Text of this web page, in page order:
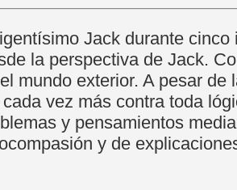
Jack durante
la perspectiva de Jack.
mundo exterior. A pesar
vez más contra toda
y pensamientos
y de